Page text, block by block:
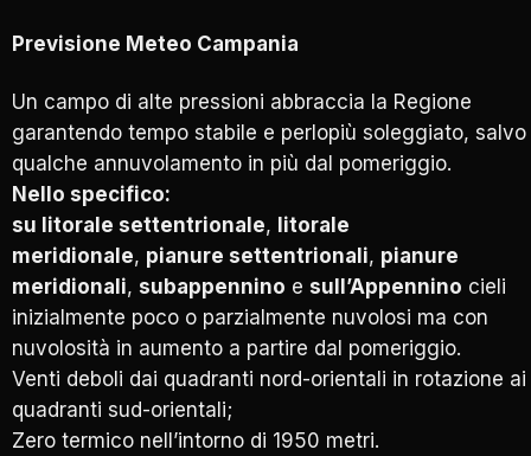
Previsione Meteo Campania
Un campo di alte pressioni abbraccia la Regione
garantendo tempo stabile e perlopiù soleggiato, salvo
qualche annuvolamento in più dal pomeriggio.
Nello specifico:
su litorale settentrionale, litorale
meridionale, pianure settentrionali, pianure
meridionali, subappennino e sull’Appennino cieli
inizialmente poco o parzialmente nuvolosi ma con
nuvolosità in aumento a partire dal pomeriggio.
Venti deboli dai quadranti nord-orientali in rotazione ai
quadranti sud-orientali;
Zero termico nell’intorno di 1950 metri.